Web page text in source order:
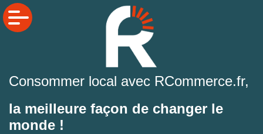
Consommer local avec RCommerce.fr,
la meilleure façon de changer le
monde !